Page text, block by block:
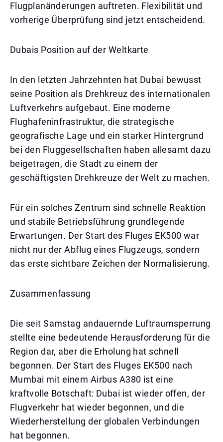
Flugplanänderungen auftreten. Flexibilität und
vorherige Überprüfung sind jetzt entscheidend.
Dubais Position auf der Weltkarte
In den letzten Jahrzehnten hat Dubai bewusst
seine Position als Drehkreuz des internationalen
Luftverkehrs aufgebaut. Eine moderne
Flughafeninfrastruktur, die strategische
geografische Lage und ein starker Hintergrund
bei den Fluggesellschaften haben allesamt dazu
beigetragen, die Stadt zu einem der
geschäftigsten Drehkreuze der Welt zu machen.
Für ein solches Zentrum sind schnelle Reaktion
und stabile Betriebsführung grundlegende
Erwartungen. Der Start des Fluges EK500 war
nicht nur der Abflug eines Flugzeugs, sondern
das erste sichtbare Zeichen der Normalisierung.
Zusammenfassung
Die seit Samstag andauernde Luftraumsperrung
stellte eine bedeutende Herausforderung für die
Region dar, aber die Erholung hat schnell
begonnen. Der Start des Fluges EK500 nach
Mumbai mit einem Airbus A380 ist eine
kraftvolle Botschaft: Dubai ist wieder offen, der
Flugverkehr hat wieder begonnen, und die
Wiederherstellung der globalen Verbindungen
hat begonnen.